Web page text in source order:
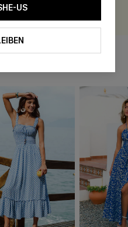
GEFALLEN
US